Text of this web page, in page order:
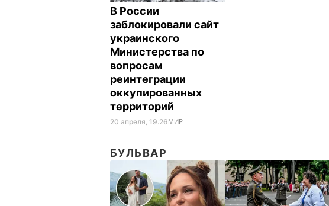
В России
заблокировали сайт
украинского
Министерства по
вопросам
реинтеграции
оккупированных
территорий
20 апреля, 19.26МИР
БУЛЬВАР